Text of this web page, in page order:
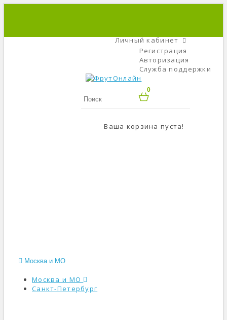
Личный кабинет
Регистрация
Авторизация
Служба поддержки
0
Ваша корзина пуста!
Москва и МО
Москва и МО
Санкт-Петербург